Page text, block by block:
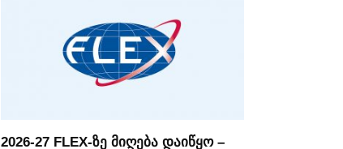
2026-27 FLEX-ზე მიღება დაიწყო –